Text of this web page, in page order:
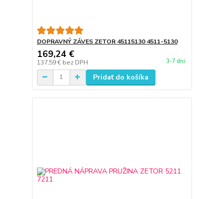
DOPRAVNÝ ZÁVES ZETOR 45115130 4511-5130
169,24 €
137,59 € bez DPH 3-7 dni
Pridať do košíka